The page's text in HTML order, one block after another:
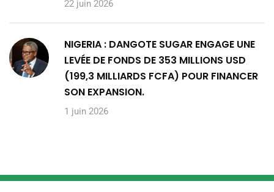
22 juin 2026
NIGERIA : DANGOTE SUGAR ENGAGE UNE
LEVÉE DE FONDS DE 353 MILLIONS USD
(199,3 MILLIARDS FCFA) POUR FINANCER
SON EXPANSION.
1 juin 2026